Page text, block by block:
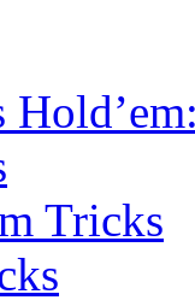
Tricks